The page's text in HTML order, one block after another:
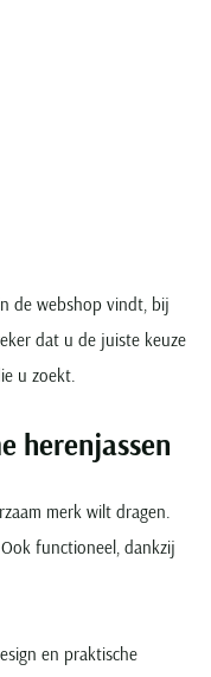
de webshop vindt, bij
dat u de juiste keuze
u zoekt.
herenjassen
merk wilt dragen.
functioneel, dankzij
en praktische